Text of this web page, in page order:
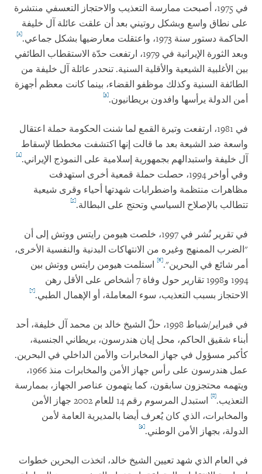
في 1975، أصبحت ممارسة التعذيب والاحتجاز التعسفي منتشرة
على نطاق واسع وبشكل روتيني بعد أن علقت عائلة آل خليفة
الحاكمة دستور سنة 1973، واعتقلت معارضيها بشكل جماعي.
[2]
وبعد الثورة الإيرانية في 1979، ارتفعت حدّة الاستقطاب الطائفي
بين الأغلبية الشيعية والأقلية السنية. تنحدر عائلة آل خليفة من
الطائفة السنية وكذلك موظفو القضاء، بينما كانت معظم أجهزة
أمن الدولة يرأسها وافدون بريطانيون.[3]
في 1981، ارتفعت وتيرة القمع لما شنت الحكومة حملة اعتقال
واسعة ضد الشيعة بعد ما قالت إنها اكتشفت مخططا لإسقاط
آل خليفة واستبدالهم بجمهورية إسلامية على النموذج الإيراني.[4]
وفي أواخر 1994، حصلت حملة قمعية أخرى استهدفت
مظاهرات منتظمة واضطرابات شهدتها أحياء وقرى شيعية
تتطالب بالإصلاح السياسي وتحتج على البطالة.[5]
في تقرير نُشر في 1997، خلصت هيومن رايتس ووتش إلى أن
"الضرب الممنهج وغيره من الانتهاكات البدنية والنفسية الأخرى،
أمر شائع في البحرين".[6]
استلمت هيومن رايتس ووتش بين
1994 و1998 تقارير حول وفاة 7 أشخاص على الأقل رهن
الاحتجاز بسبب التعذيب، سوء المعاملة، أو الإهمال الطبي.[7]
في فبراير/شباط 1998، حلّ الشيخ خالد بن محمد آل خليفة، أحد
أبناء شقيق الحاكم، محل إيان هندرسون، بريطاني الجنسية،
كأكبر مسؤول في جهاز المخابرات والأمن الداخلي في البحرين.
عمل هندرسون على رأس جهاز الأمن والمخابرات منذ 1966،
ويتهمه محتجزون سابقون، كما يتهمون عناصر الجهاز، بممارسة
التعذيب.[8]
استبدل المرسوم رقم 14 للعام 2002 جهاز الأمن
والمخابرات، الذي كان يُعرف أيضا بالمديرية العامة لأمن
الدولة، بجهاز الأمن الوطني.[9]
في العام الذي شهد تعيين الشيخ خالد، اتخذت البحرين خطوات